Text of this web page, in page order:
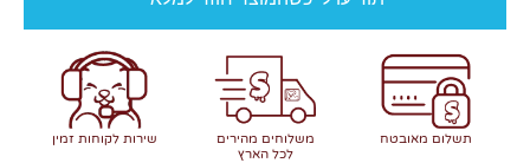
תשלום מאובטח
משלוחים מהירים
לכל הארץ
שירות לקוחות זמין